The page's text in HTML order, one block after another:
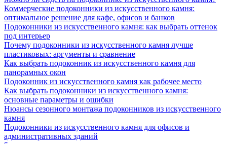
Коммерческие подоконники из искусственного камня:
оптимальное решение для кафе, офисов и банков
Подоконники из искусственного камня: как выбрать оттенок
под интерьер
Почему подоконники из искусственного камня лучше
пластиковых: аргументы и сравнение
Как выбрать подоконник из искусственного камня для
панорамных окон
Подоконник из искусственного камня как рабочее место
Как выбрать подоконники из искусственного камня:
основные параметры и ошибки
Нюансы сезонного монтажа подоконников из искусственного
камня
Подоконники из искусственного камня для офисов и
административных зданий